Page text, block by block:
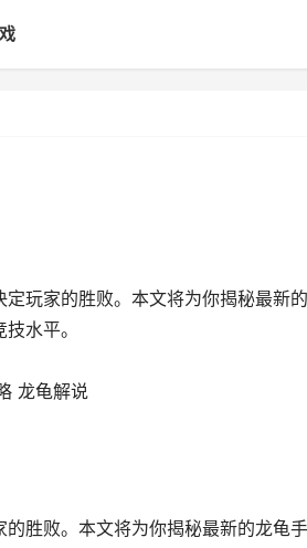
玩家的胜败。本文将为你揭秘最新
水平。
龙龟解说
胜败。本文将为你揭秘最新的龙龟